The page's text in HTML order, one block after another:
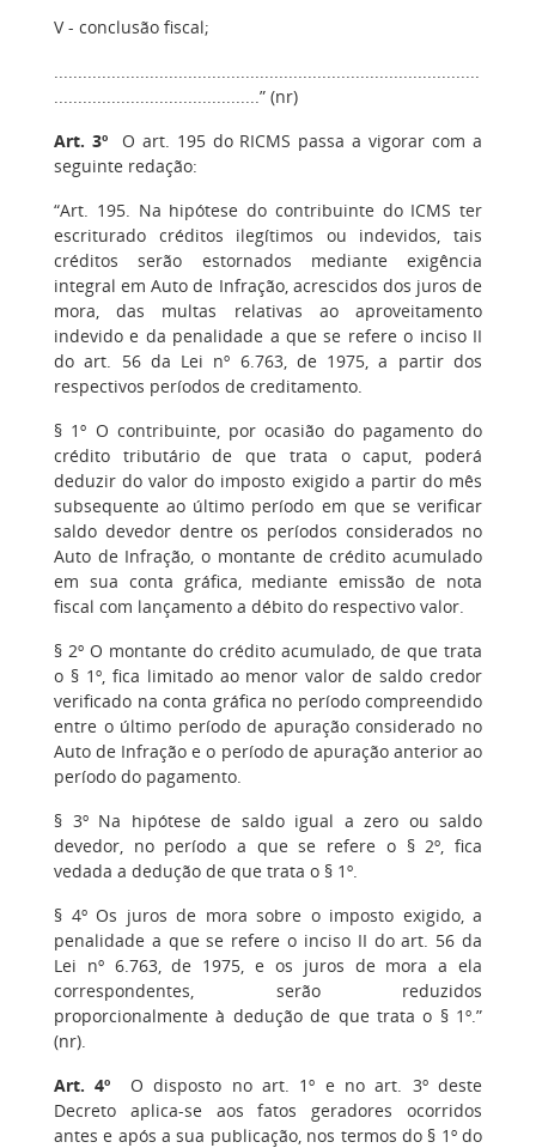
V - conclusão fiscal;
.........................................................................................
...........................................” (nr)
Art. 3ºO art. 195 do RICMS passa a vigorar com a
seguinte redação:
“Art. 195. Na hipótese do contribuinte do ICMS ter
escriturado créditos ilegítimos ou indevidos, tais
créditos serão estornados mediante exigência
integral em Auto de Infração, acrescidos dos juros de
mora, das multas relativas ao aproveitamento
indevido e da penalidade a que se refere o inciso II
do art. 56 da Lei nº 6.763, de 1975, a partir dos
respectivos períodos de creditamento.
§ 1º O contribuinte, por ocasião do pagamento do
crédito tributário de que trata o caput, poderá
deduzir do valor do imposto exigido a partir do mês
subsequente ao último período em que se verificar
saldo devedor dentre os períodos considerados no
Auto de Infração, o montante de crédito acumulado
em sua conta gráfica, mediante emissão de nota
fiscal com lançamento a débito do respectivo valor.
§ 2º O montante do crédito acumulado, de que trata
o § 1º, fica limitado ao menor valor de saldo credor
verificado na conta gráfica no período compreendido
entre o último período de apuração considerado no
Auto de Infração e o período de apuração anterior ao
período do pagamento.
§ 3º Na hipótese de saldo igual a zero ou saldo
devedor, no período a que se refere o § 2º, fica
vedada a dedução de que trata o § 1º.
§ 4º Os juros de mora sobre o imposto exigido, a
penalidade a que se refere o inciso II do art. 56 da
Lei nº 6.763, de 1975, e os juros de mora a ela
correspondentes, serão reduzidos
proporcionalmente à dedução de que trata o § 1º.”
(nr).
Art. 4º O disposto no art. 1º e no art. 3º deste
Decreto aplica-se aos fatos geradores ocorridos
antes e após a sua publicação, nos termos do § 1º do